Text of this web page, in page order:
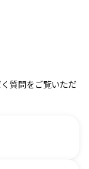
質問をご覧いただ